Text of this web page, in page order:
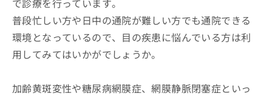
普段忙しい方や日中の通院が難しい方でも通院できる
環境となっているので、目の疾患に悩んでいる方は利
用してみてはいかがでしょうか。
加齢黄斑変性や糖尿病網膜症、網膜静脈閉塞症といっ